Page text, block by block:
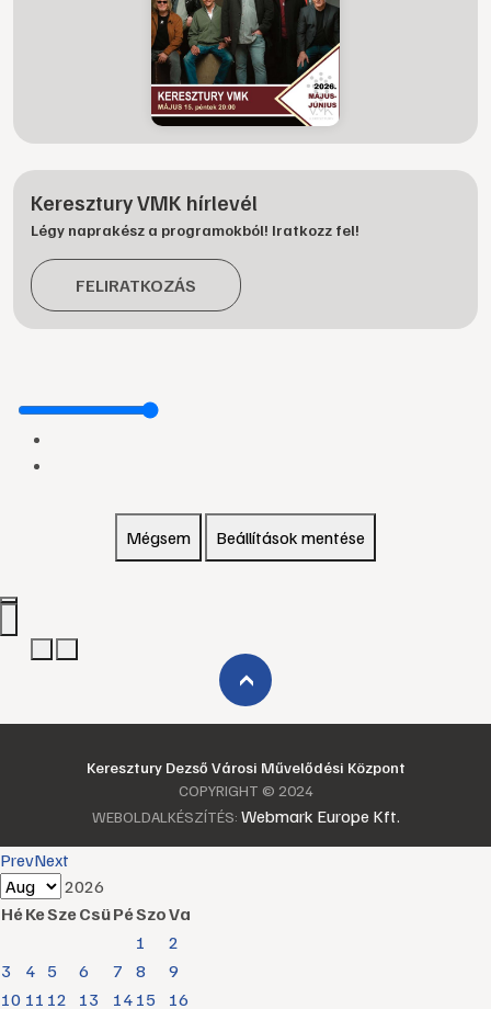
Keresztury VMK hírlevél
Légy naprakész a programokból! Iratkozz fel!
FELIRATKOZÁS
Mégsem Beállítások mentése
›
Keresztury Dezső Városi Művelődési Központ
COPYRIGHT © 2024
WEBOLDALKÉSZÍTÉS: Webmark Europe Kft.
PrevNext
2026
HéKeSzeCsüPéSzoVa
1
2
3
4 5 6 7 8
9
10 11 12 13 14 15 16